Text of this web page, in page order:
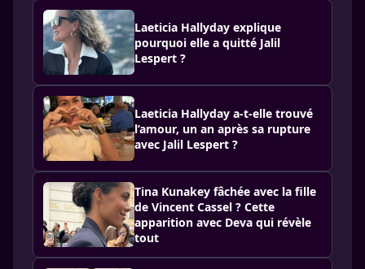
Laeticia Hallyday explique
pourquoi elle a quitté Jalil
Lespert ?
Laeticia Hallyday a-t-elle trouvé
l’amour, un an après sa rupture
avec Jalil Lespert ?
Tina Kunakey fâchée avec la fille
de Vincent Cassel ? Cette
apparition avec Deva qui révèle
tout